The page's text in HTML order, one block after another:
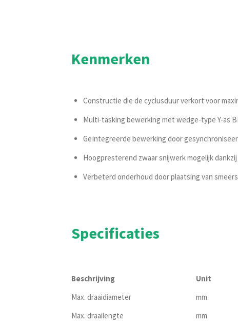
Kenmerken
Constructie die de cyclusduur verkort voor
Multi-tasking bewerking met wedge-type Y-as
Geïntegreerde bewerking door
Hoogpresterend zwaar snijwerk mogelijk
Verbeterd onderhoud door plaatsing van
Specificaties
Beschrijving Unit
Max. draaidiameter
mm
Max. draailengte
mm